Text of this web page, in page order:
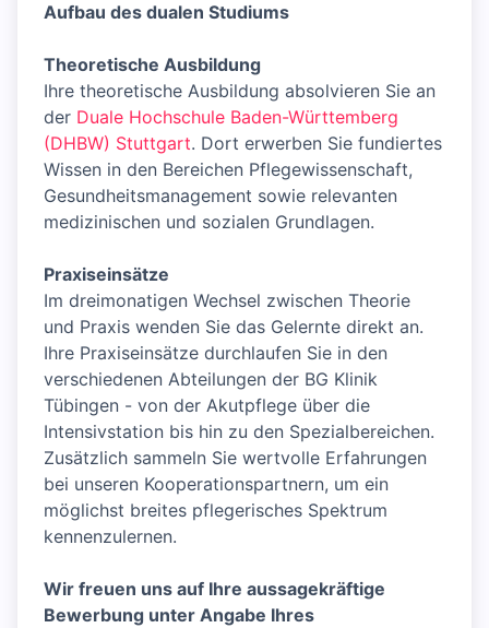
Aufbau des dualen Studiums
Theoretische Ausbildung
Ihre theoretische Ausbildung absolvieren Sie an
der Duale Hochschule Baden-Württemberg
(DHBW) Stuttgart. Dort erwerben Sie fundiertes
Wissen in den Bereichen Pflegewissenschaft,
Gesundheitsmanagement sowie relevanten
medizinischen und sozialen Grundlagen.
Praxiseinsätze
Im dreimonatigen Wechsel zwischen Theorie
und Praxis wenden Sie das Gelernte direkt an.
Ihre Praxiseinsätze durchlaufen Sie in den
verschiedenen Abteilungen der BG Klinik
Tübingen - von der Akutpflege über die
Intensivstation bis hin zu den Spezialbereichen.
Zusätzlich sammeln Sie wertvolle Erfahrungen
bei unseren Kooperationspartnern, um ein
möglichst breites pflegerisches Spektrum
kennenzulernen.
Wir freuen uns auf Ihre aussagekräftige
Bewerbung unter Angabe Ihres